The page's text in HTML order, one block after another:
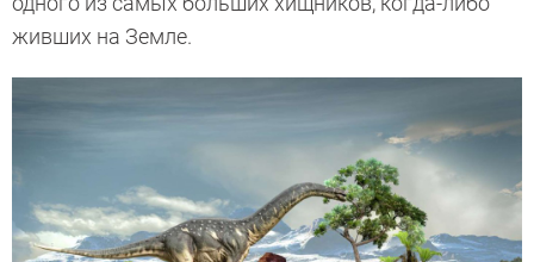
живших на Земле.